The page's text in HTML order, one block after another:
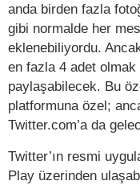
anda birden fazla
gibi normalde her
eklenebiliyordu.
en fazla 4 adet olmak
paylaşabilecek. Bu
platformuna özel;
Twitter.com’a da
Twitter’ın resmi
Play üzerinden